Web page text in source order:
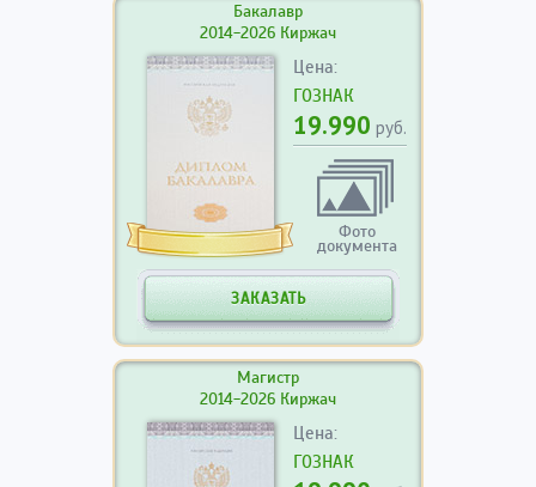
Бакалавр
2014-2026 Киржач
Цена:
ГОЗНАК
19.990 руб.
Фото
документа
ЗАКАЗАТЬ
Магистр
2014-2026 Киржач
Цена:
ГОЗНАК